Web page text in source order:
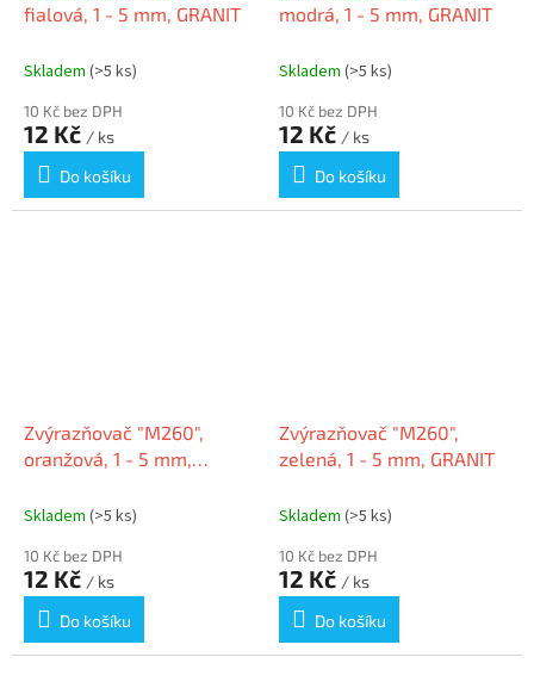
fialová, 1 - 5 mm, GRANIT
Skladem (>5 ks)
10 Kč bez DPH
12 Kč / ks
Do košíku
modrá, 1 - 5 mm, GRANIT
Skladem (>5 ks)
10 Kč bez DPH
12 Kč / ks
Do košíku
Zvýrazňovač "M260",
oranžová, 1 - 5 mm,
Skladem (>5 ks)
10 Kč bez DPH
12 Kč / ks
Do košíku
Zvýrazňovač "M260",
zelená, 1 - 5 mm, GRANIT
Skladem (>5 ks)
10 Kč bez DPH
12 Kč / ks
Do košíku